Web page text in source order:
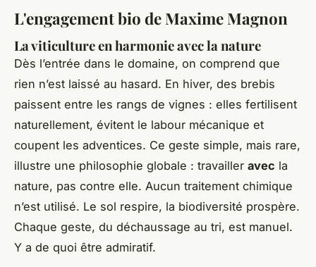
L'engagement bio de Maxime Magnon
La viticulture en harmonie avec la nature
Dès l’entrée dans le domaine, on comprend que
rien n’est laissé au hasard. En hiver, des brebis
paissent entre les rangs de vignes : elles fertilisent
naturellement, évitent le labour mécanique et
coupent les adventices. Ce geste simple, mais rare,
illustre une philosophie globale : travailler avec la
nature, pas contre elle. Aucun traitement chimique
n’est utilisé. Le sol respire, la biodiversité prospère.
Chaque geste, du déchaussage au tri, est manuel.
Y a de quoi être admiratif.